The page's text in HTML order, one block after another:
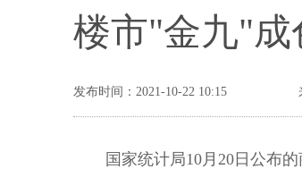
楼市"金九"成
发布时间：2021-10-22 10:15
国家统计局10月20日公布